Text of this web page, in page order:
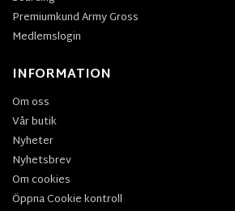
Premiumkund Army Gross
Medlemslogin
INFORMATION
Om oss
Vår butik
Nyheter
Nyhetsbrev
Om cookies
Öppna Cookie kontroll